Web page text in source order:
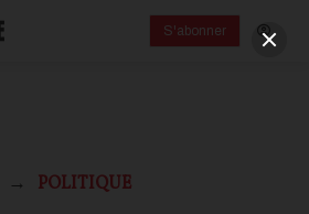
S'abonner
POLITIQUE